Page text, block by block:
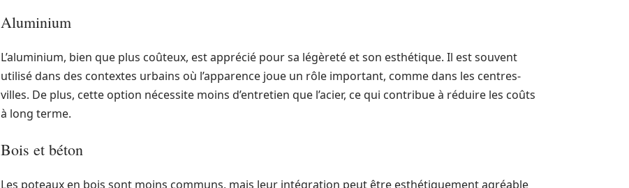
Aluminium
L’aluminium, bien que plus coûteux, est apprécié pour sa légèreté et son esthétique. Il est souvent
utilisé dans des contextes urbains où l’apparence joue un rôle important, comme dans les centres-
villes. De plus, cette option nécessite moins d’entretien que l’acier, ce qui contribue à réduire les coûts
à long terme.
Bois et béton
Les poteaux en bois sont moins communs, mais leur intégration peut être esthétiquement agréable